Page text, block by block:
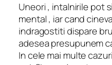
Uneori, intalnirile pot
mental, iar cand
indragostiti dispare
adesea presupunem
In cele mai multe